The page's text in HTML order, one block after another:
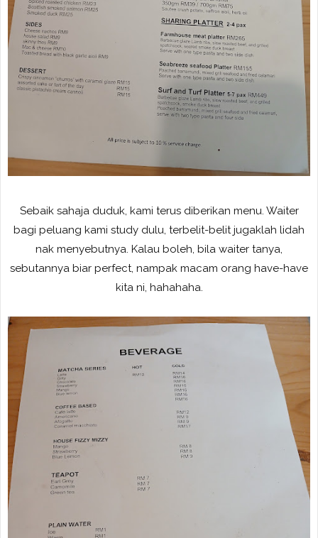
Sebaik sahaja duduk, kami terus diberikan menu. Waiter
bagi peluang kami study dulu, terbelit-belit jugaklah lidah
nak menyebutnya. Kalau boleh, bila waiter tanya,
sebutannya biar perfect, nampak macam orang have-have
kita ni, hahahaha.